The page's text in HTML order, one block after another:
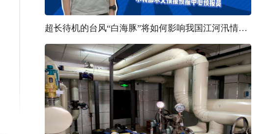
超长待机的台风“白海豚”将如何影响我国江河汛情？ | 汛问水雨情